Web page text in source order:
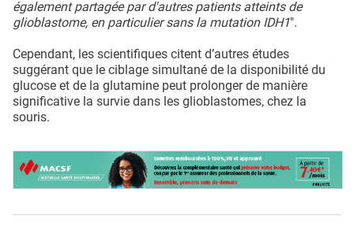
également partagée par d'autres patients atteints de
glioblastome, en particulier sans la mutation IDH1".
Cependant, les scientifiques citent d’autres études
suggérant que le ciblage simultané de la disponibilité du
glucose et de la glutamine peut prolonger de manière
significative la survie dans les glioblastomes, chez la
souris.